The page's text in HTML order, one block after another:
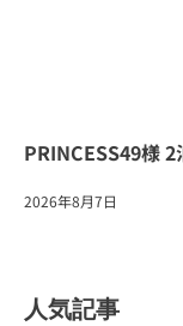
PRINCESS49様 2
2026年8月7日
人気記事